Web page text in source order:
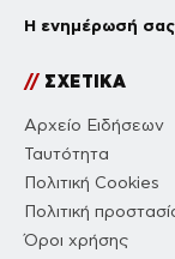
Η ενημέρωσή
//ΣΧΕΤΙΚΑ
Αρχείο Ειδήσεων
Ταυτότητα
Πολιτική Cookies
Πολιτική
Όροι χρήσης